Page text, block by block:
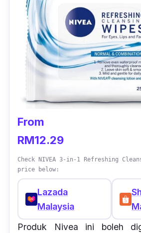
From
RM12.29
Check NIVEA 3-in-1 Refreshing
price below:
Lazada
Malaysia
Produk Nivea ini boleh